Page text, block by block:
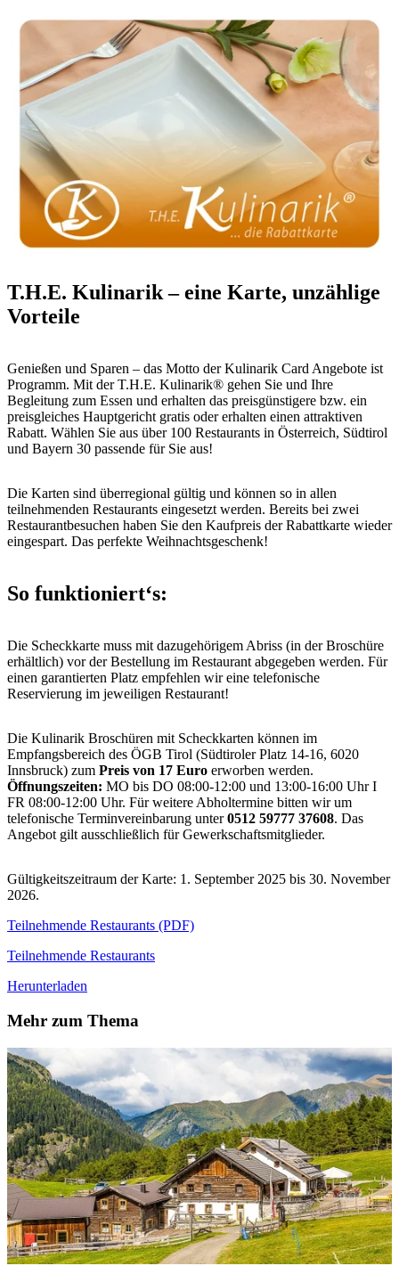
T.H.E. Kulinarik – eine Karte, unzählige
Vorteile
Genießen und Sparen – das Motto der Kulinarik Card Angebote ist
Programm. Mit der T.H.E. Kulinarik® gehen Sie und Ihre
Begleitung zum Essen und erhalten das preisgünstigere bzw. ein
preisgleiches Hauptgericht gratis oder erhalten einen attraktiven
Rabatt. Wählen Sie aus über 100 Restaurants in Österreich, Südtirol
und Bayern 30 passende für Sie aus!
Die Karten sind überregional gültig und können so in allen
teilnehmenden Restaurants eingesetzt werden. Bereits bei zwei
Restaurantbesuchen haben Sie den Kaufpreis der Rabattkarte wieder
eingespart. Das perfekte Weihnachtsgeschenk!
So funktioniert‘s:
Die Scheckkarte muss mit dazugehörigem Abriss (in der Broschüre
erhältlich) vor der Bestellung im Restaurant abgegeben werden. Für
einen garantierten Platz empfehlen wir eine telefonische
Reservierung im jeweiligen Restaurant!
Die Kulinarik Broschüren mit Scheckkarten können im
Empfangsbereich des ÖGB Tirol (Südtiroler Platz 14-16, 6020
Innsbruck) zum Preis von 17 Euro erworben werden.
Öffnungszeiten: MO bis DO 08:00-12:00 und 13:00-16:00 Uhr I
FR 08:00-12:00 Uhr. Für weitere Abholtermine bitten wir um
telefonische Terminvereinbarung unter0512 59777 37608. Das
Angebot gilt ausschließlich für Gewerkschaftsmitglieder.
Gültigkeitszeitraum der Karte: 1. September 2025 bis 30. November
2026.
Teilnehmende Restaurants (PDF)
Teilnehmende Restaurants
Herunterladen
Mehr zum Thema